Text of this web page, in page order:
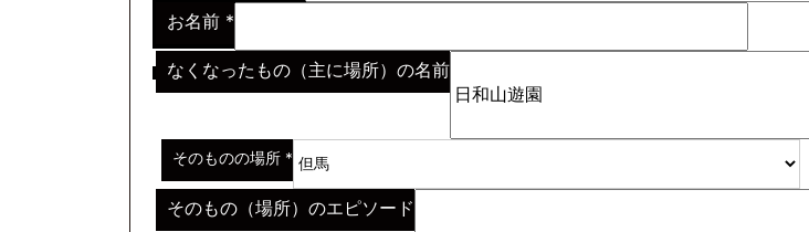
お名前 *
なくなったもの（主に場所）の名前
そのものの場所 *
そのもの（場所）のエピソード